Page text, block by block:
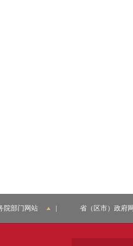
院部门网站 省（区市）政府